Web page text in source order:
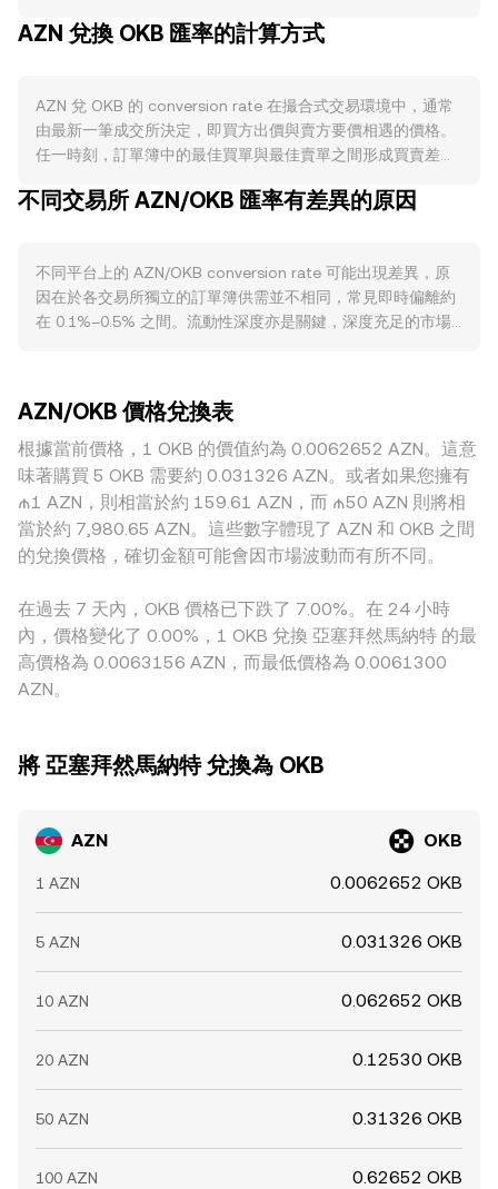
市場的賣壓與稀缺性。需求端則與 AZN 生態的實際使用密切
議的互通，當實際用例帶動鏈上活動時，對 AZN 的使用需求
通常更強。宏觀層面上，AZN 也會受到整體加密市場風險情緒
與比特幣走勢的牽動，短期內 BTC 的方向常主導資金風險偏
的標價表現。監管方面，若有針對 AZN 的合規評級、上市合
續合約或期權市場，資金費率變化與到期結算時點會帶來短線
波動；鏈上大額地址的集中買賣、跨鏈橋資金流向、以及做市
商庫存調整，亦會在短期內影響 AZN/OKB 的 conversion
AZN 兌換 OKB 匯率的計算方式
AZN 兌 OKB 的 conversion rate 在撮合式交易環境中，通常
由最新一筆成交所決定，即買方出價與賣方要價相遇的價格。
任一時刻，訂單簿中的最佳買單與最佳賣單之間形成買賣差
資料聚合商常使用加權成交量均價（VWAP）整合不同交易所
OKB Value = AZN Amount × rate 推得以 AZN 計價的 OKB
數值，或用 AZN Amount = OKB Value / rate 反向計算所需
AZN 數量。若 AZN 在去中心化交易所具備顯著流動性，AMM
中儲備比例時，池內報價與中心化訂單簿的報價會透過套利逐
步收斂，最終共同影響 AZN/OKB 的 conversion rate。
不同交易所 AZN/OKB 匯率有差異的原因
不同平台上的 AZN/OKB conversion rate 可能出現差異，原
因在於各交易所獨立的訂單簿供需並不相同，常見即時偏離約
在 0.1%–0.5% 之間。流動性深度亦是關鍵，深度充足的市場
法規變動對入金與提領流程的影響。另需留意交叉報價鏈條對
最終標價的傳導：許多平台先以 AZN/USDT 與 OKB/USDT 兩
腿計算隱含的 AZN/OKB，若 USDT 相對法幣或其他穩定資產
存在微小溢折價，會進一步反映到 AZN/OKB 的標價上。雖然
跨市套利能在價格出現偏差時進場賺取差額、從而推動不同平
台的報價趨同，但受限於手續費、提現時間與風險管理等現實
frictions，套利無法即時完全抹平所有差距，因此各平台的
AZN/OKB 價格兌換表
根據當前價格，1 OKB 的價值約為 0.0062652 AZN。這意
味著購買 5 OKB 需要約 0.031326 AZN。或者如果您擁有
₼1 AZN，則相當於約 159.61 AZN，而 ₼50 AZN 則將相
當於約 7,980.65 AZN。這些數字體現了 AZN 和 OKB 之間
的兌換價格，確切金額可能會因市場波動而有所不同。
在過去 7 天內，OKB 價格已下跌了 7.00%。在 24 小時
內，價格變化了 0.00%，1 OKB 兌換 亞塞拜然馬納特 的最
高價格為 0.0063156 AZN，而最低價格為 0.0061300
AZN。
將 亞塞拜然馬納特 兌換為 OKB
AZN OKB
1 AZN 0.0062652 OKB
5 AZN 0.031326 OKB
10 AZN 0.062652 OKB
20 AZN 0.12530 OKB
50 AZN 0.31326 OKB
100 AZN 0.62652 OKB